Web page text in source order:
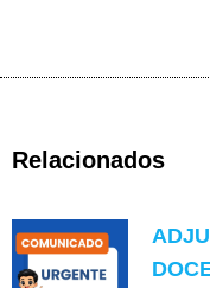
Relacionados